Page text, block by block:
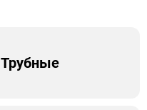
Трубные